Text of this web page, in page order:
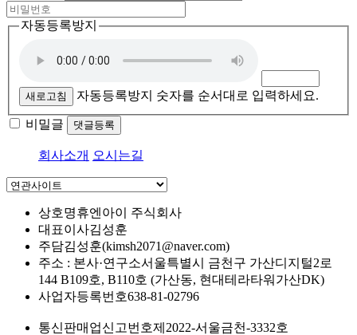
자동등록방지
새로고침 자동등록방지 숫자를 순서대로 입력하세요.
비밀글 댓글등록
회사소개 오시는길
상호명휴엔아이 주식회사
대표이사김성훈
주담김성훈(kimsh2071@naver.com)
주소 : 본사·연구소서울특별시 금천구 가산디지털2로
144 B109호, B110호 (가산동, 현대테라타워가산DK)
사업자등록번호638-81-02796
통신판매업신고번호제2022-서울금천-3332호